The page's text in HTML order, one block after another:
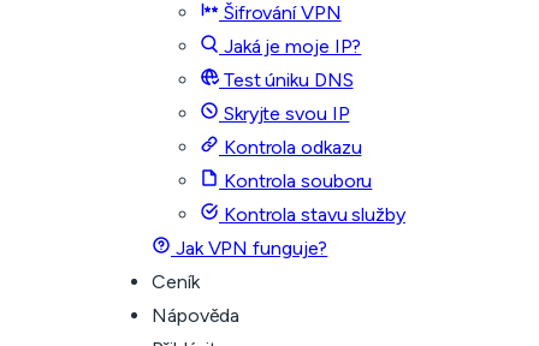
Šifrování VPN
Jaká je moje IP?
Test úniku DNS
Skryjte svou IP
Kontrola odkazu
Kontrola souboru
Kontrola stavu služby
Jak VPN funguje?
Ceník
Nápověda